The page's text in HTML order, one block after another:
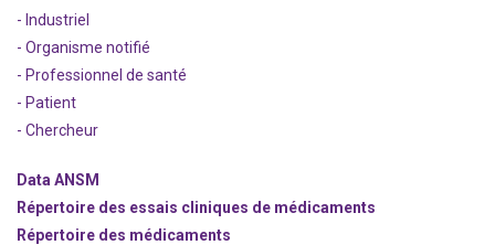
- Industriel
- Organisme notifié
- Professionnel de santé
- Patient
- Chercheur
Data ANSM
Répertoire des essais cliniques de médicaments
Répertoire des médicaments